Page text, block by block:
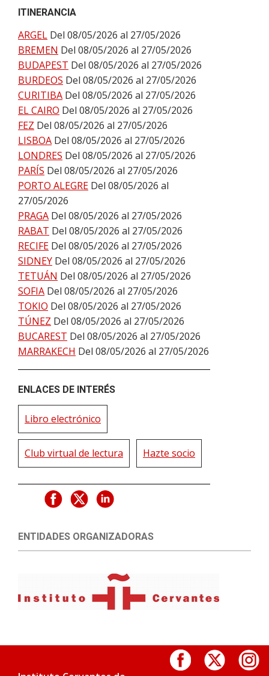
ITINERANCIA
ARGEL Del 08/05/2026 al 27/05/2026
BREMEN Del 08/05/2026 al 27/05/2026
BUDAPEST Del 08/05/2026 al 27/05/2026
BURDEOS Del 08/05/2026 al 27/05/2026
CURITIBA Del 08/05/2026 al 27/05/2026
EL CAIRO Del 08/05/2026 al 27/05/2026
FEZ Del 08/05/2026 al 27/05/2026
LISBOA Del 08/05/2026 al 27/05/2026
LONDRES Del 08/05/2026 al 27/05/2026
PARÍS Del 08/05/2026 al 27/05/2026
PORTO ALEGRE Del 08/05/2026 al
27/05/2026
PRAGA Del 08/05/2026 al 27/05/2026
RABAT Del 08/05/2026 al 27/05/2026
RECIFE Del 08/05/2026 al 27/05/2026
SIDNEY Del 08/05/2026 al 27/05/2026
TETUÁN Del 08/05/2026 al 27/05/2026
SOFIA Del 08/05/2026 al 27/05/2026
TOKIO Del 08/05/2026 al 27/05/2026
TÚNEZ Del 08/05/2026 al 27/05/2026
BUCAREST Del 08/05/2026 al 27/05/2026
MARRAKECH Del 08/05/2026 al 27/05/2026
ENLACES DE INTERÉS
Libro electrónico
Club virtual de lectura Hazte socio
ENTIDADES ORGANIZADORAS